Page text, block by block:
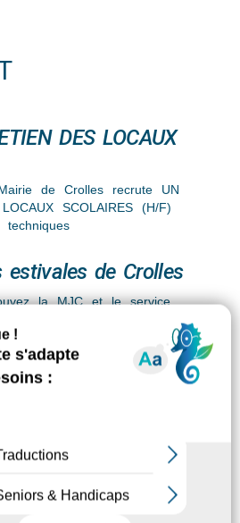
DES LOCAUX
de Crolles recrute UN
SCOLAIRES (H/F)
estivales de Crolles
la MJC et le service
! Les animations sont
et